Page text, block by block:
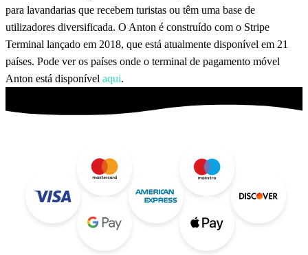
para lavandarias que recebem turistas ou têm uma base de
utilizadores diversificada. O Anton é construído com o Stripe
Terminal lançado em 2018, que está atualmente disponível em 21
países. Pode ver os países onde o terminal de pagamento móvel
Anton está disponível aqui.